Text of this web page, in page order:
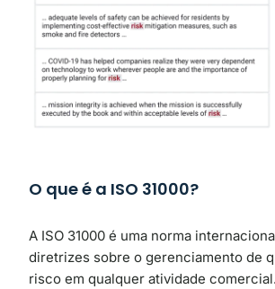
O que é a ISO 31000?
A ISO 31000 é uma norma
diretrizes sobre o gerenciamento de
risco em qualquer atividade